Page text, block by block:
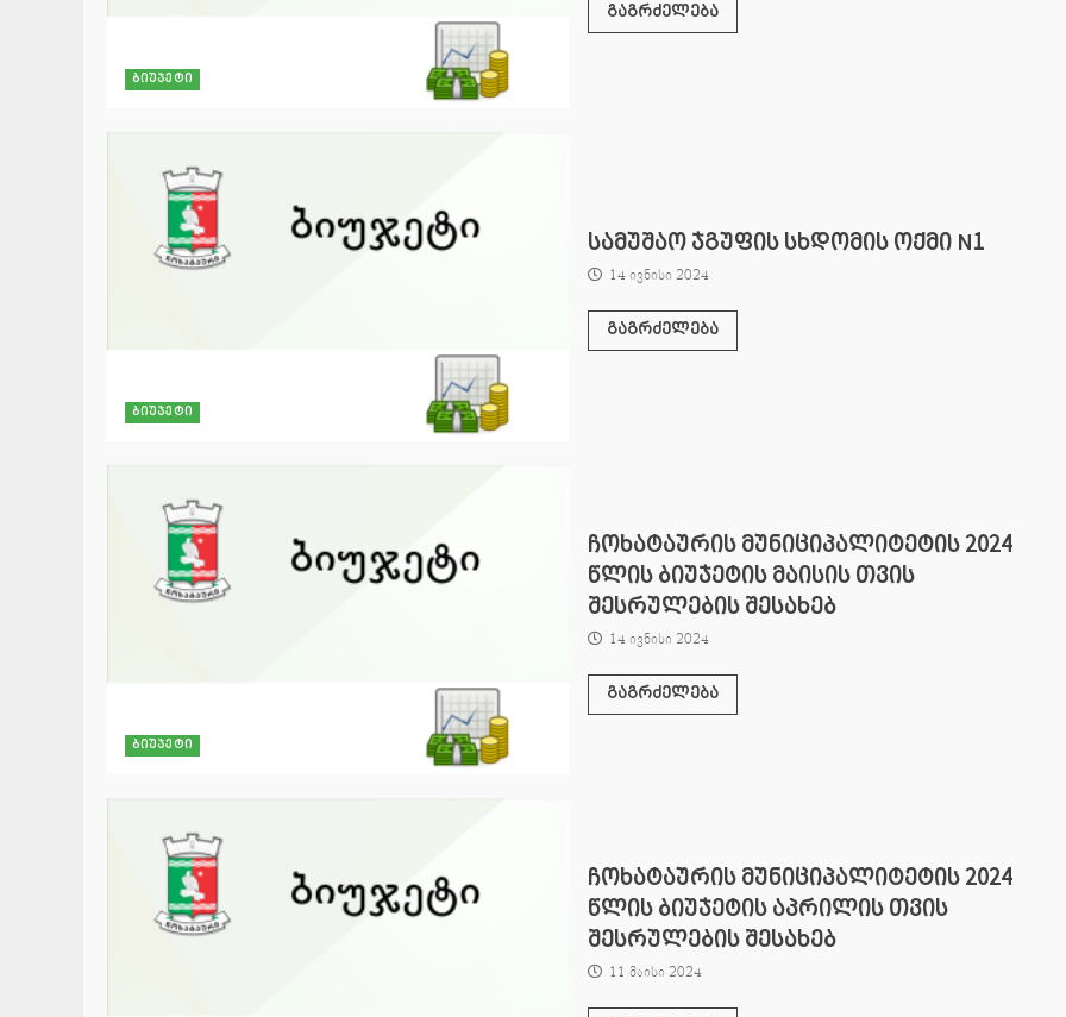
ბიუჯეტი
გაგრძელება
ბიუჯეტი
სამუშაო ჯგუფის სხდომის ოქმი N1
14 ივნისი 2024
გაგრძელება
ბიუჯეტი
ჩოხატაურის მუნიციპალიტეტის 2024
წლის ბიუჯეტის მაისის თვის
შესრულების შესახებ
14 ივნისი 2024
გაგრძელება
ჩოხატაურის მუნიციპალიტეტის 2024
წლის ბიუჯეტის აპრილის თვის
შესრულების შესახებ
11 მაისი 2024